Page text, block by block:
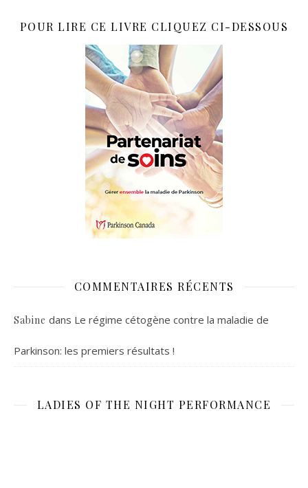
POUR LIRE CE LIVRE CLIQUEZ CI-DESSOUS
COMMENTAIRES RÉCENTS
Sabine dans Le régime cétogène contre la maladie de
Parkinson: les premiers résultats !
LADIES OF THE NIGHT PERFORMANCE